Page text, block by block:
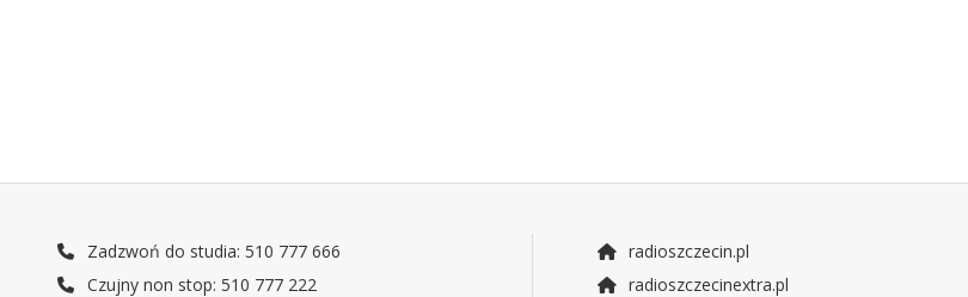
Zadzwoń do studia: 510 777 666
Czujny non stop: 510 777 222
radioszczecin.pl
radioszczecinextra.pl